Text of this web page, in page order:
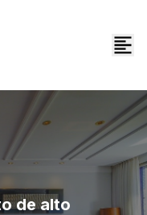
de alto